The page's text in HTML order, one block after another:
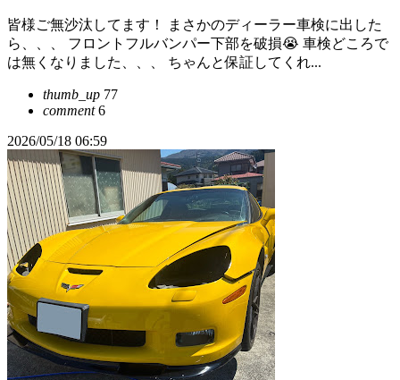
皆様ご無沙汰してます！ まさかのディーラー車検に出した
ら、、、 フロントフルバンパー下部を破損😭 車検どころで
は無くなりました、、、 ちゃんと保証してくれ...
thumb_up 77
comment6
2026/05/18 06:59